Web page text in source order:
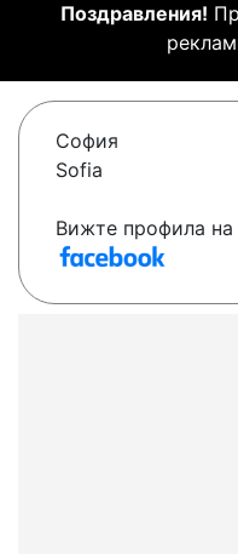
Поздравления!
София
Sofia
Вижте профила